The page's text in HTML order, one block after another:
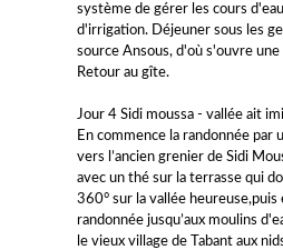
système de gérer les cours
d'irrigation. Déjeuner sous les
source Ansous, d'où s'ouvre
Retour au gîte.
Jour 4 Sidi moussa - vallée ait imi
En commence la randonnée par
vers l’ancien grenier de Sidi
avec un thé sur la terrasse qui
360° sur la vallée
randonnée jusqu’aux moulins
le vieux village de Tabant aux